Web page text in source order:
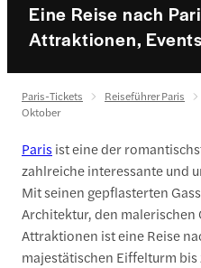
Eine Reise nach
Attraktionen,
Paris-Tickets Reiseführer Paris
Oktober
Paris ist eine der
zahlreiche interessante und
Mit seinen gepflasterten
Architektur, den malerischen
Attraktionen ist eine Reise
majestätischen Eiffelturm